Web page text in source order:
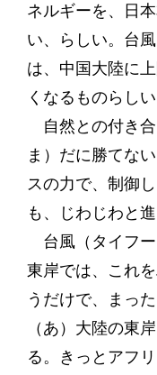
ネルギーを、日
い、らしい。台
は、中国大陸に
くなるものらし
自然との付き
ま）だに勝てな
スの力で、制御
も、じわじわと
台風（タイフ
東岸では、これ
うだけで、まっ
（あ）大陸の東
る。きっとアフ